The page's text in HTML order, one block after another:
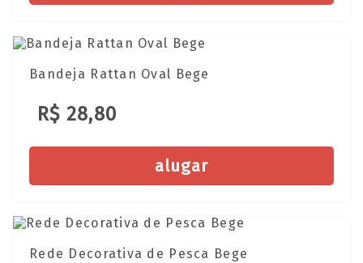
Bandeja Rattan Oval Bege
R$ 28,80
alugar
Rede Decorativa de Pesca Bege